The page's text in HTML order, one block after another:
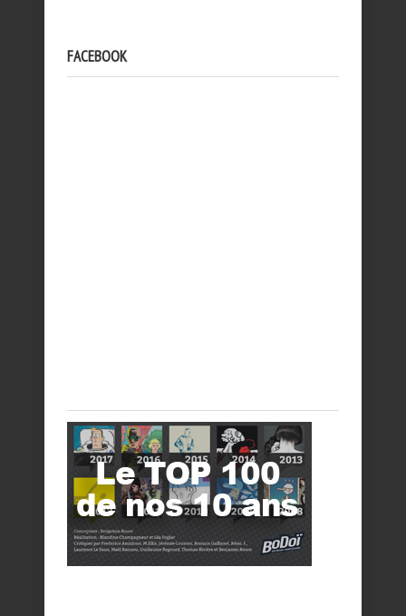
FACEBOOK